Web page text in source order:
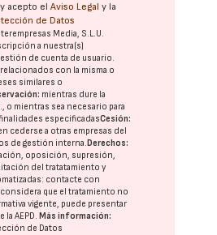
acepto elAviso Legal y la
de Datos
Media, S.L.U.
a nuestra(s)
de cuenta de usuario.
con la misma o
similares o
mientras dure la
o mientras sea necesario para
finalidades especificadasCesión:
cederse a otras empresas del
de gestión interna. Derechos:
oposición, supresión,
del tratatamiento y
contacte con
considera que el tratamiento no
vigente, puede presentar
laAEPD. Más información:
de Datos